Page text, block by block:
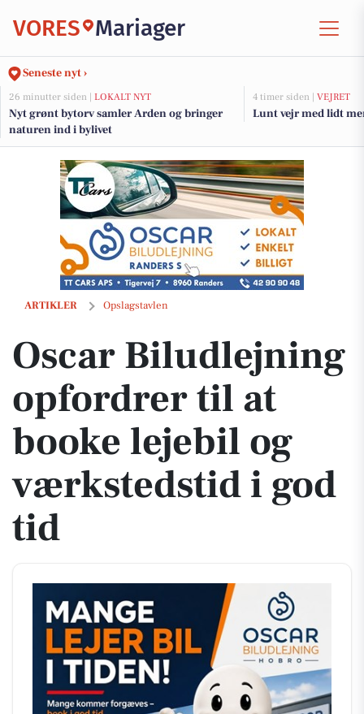
VORES Mariager
Seneste nyt ›
26 minutter siden | LOKALT NYT
Nyt grønt bytorv samler Arden og bringer
naturen ind i bylivet
4 timer siden | VEJRET
Lunt vejr med lidt
ARTIKLER Opslagstavlen
Oscar Biludlejning opfordrer til at booke lejebil og værkstedstid i
Oscar Biludlejning
opfordrer til at
booke lejebil og
værkstedstid i god
tid